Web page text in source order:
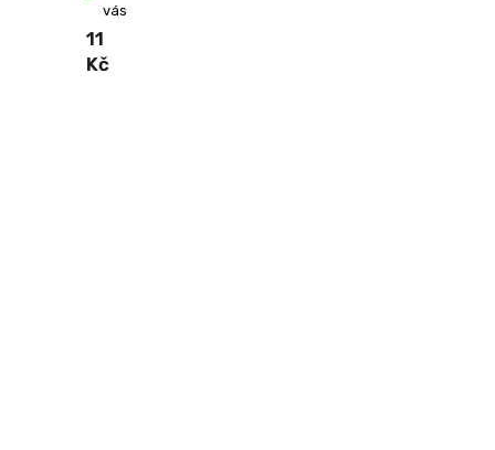
vás
11
Kč